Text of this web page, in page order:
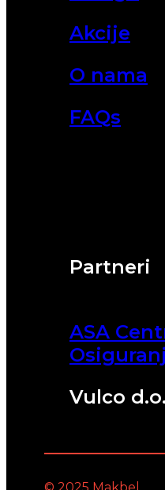
Partneri
ASA
Vulco
Akcije
O nama
FAQs